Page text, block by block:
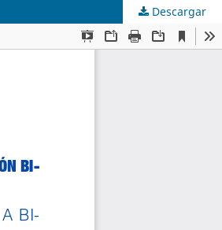
Descargar